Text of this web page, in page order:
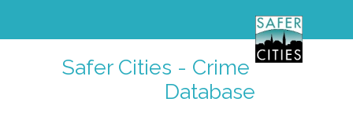
Safer Cities - Crime
Database